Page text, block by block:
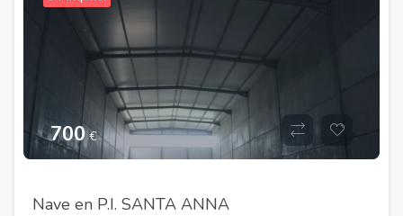
700€
Nave en P.I. SANTA ANNA